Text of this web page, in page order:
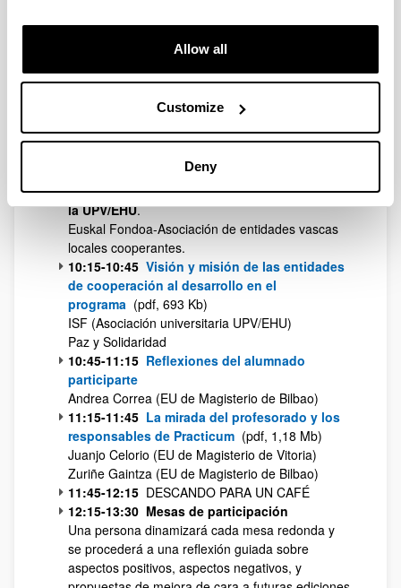
Allow all
Customize
Deny
UPV/EHU Iratxe Amiano.
Balance del programa:
más destacables DEL PROGRAMA DE
PRÁCTICAS Y TRABAJOS FIN DE GRADO en
Oficina de Cooperación al Desarrollo de la
UPV/EHU.
como punto de encuentro entre instituciones
implicadas en la Cooperación al Desarrollo y
la UPV/EHU.
Euskal Fondoa-Asociación de entidades vascas
locales cooperantes.
10:15-10:45 Visión y misión de las entidades
de cooperación al desarrollo en el
programa (pdf, 693 Kb)
ISF (Asociación universitaria UPV/EHU)
Paz y Solidaridad
10:45-11:15 Reflexiones del alumnado
participarte
Andrea Correa (EU de Magisterio de Bilbao)
11:15-11:45 La mirada del profesorado y los
responsables de Practicum (pdf, 1,18 Mb)
Juanjo Celorio (EU de Magisterio de Vitoria)
Zuriñe Gaintza (EU de Magisterio de Bilbao)
11:45-12:15 DESCANDO PARA UN CAFÉ
12:15-13:30 Mesas de participación
Una persona dinamizará cada mesa redonda y
se procederá a una reflexión guiada sobre
aspectos positivos, aspectos negativos, y